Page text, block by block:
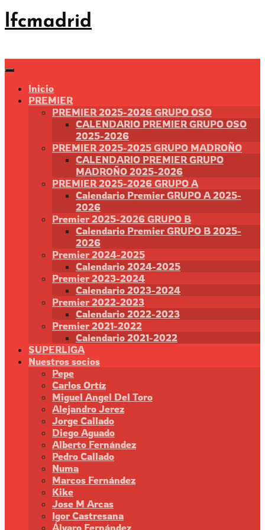
Saltar
al
lfcmadrid
Inicio
PREMIER
PREMIER 2025-2026 GRUPO OSO
CALENDARIO PREMIER GRUPO OSO
2025-2026
PREMIER 2025-2025 GRUPO MADROÑO
CALENDARIO PREMIER GRUPO
MADROÑO 2025-2026
PREMIER 2025-2026 GRUPO A
Calendario Premier GRUPO A 2025-
2026
Premier 2025-2026 GRUPO B
Calendario Premier GRUPO B 2025-
2026
Premier 2024-2025
Calendario 2024-2025
Premier 2023-2024
Calendario 2023-2024
Premier 2022-2023
Calendario 2022-2023
Premier 2021-2022
Calendario 2021-2022
SUPERLIGA
Nuestros socios
Pepe
Carlos Ortíz
Miguel Angel Del Toro
Alejandro Jerez
Jorge Callado
Diego Aguado
Alberto Fernández
Pedro Callado
Numa
Marcos Fernández
Kike
Jose M Arcas
Igor Castresana
Álvaro Fernández